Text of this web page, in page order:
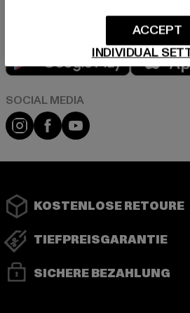
Play
Instagram
FacebookYouTube
KOSTENLOSE RETOURE
TIEFPREISGARANTIE
SICHERE BEZAHLUNG
INDIVIDUAL
ACCEPT